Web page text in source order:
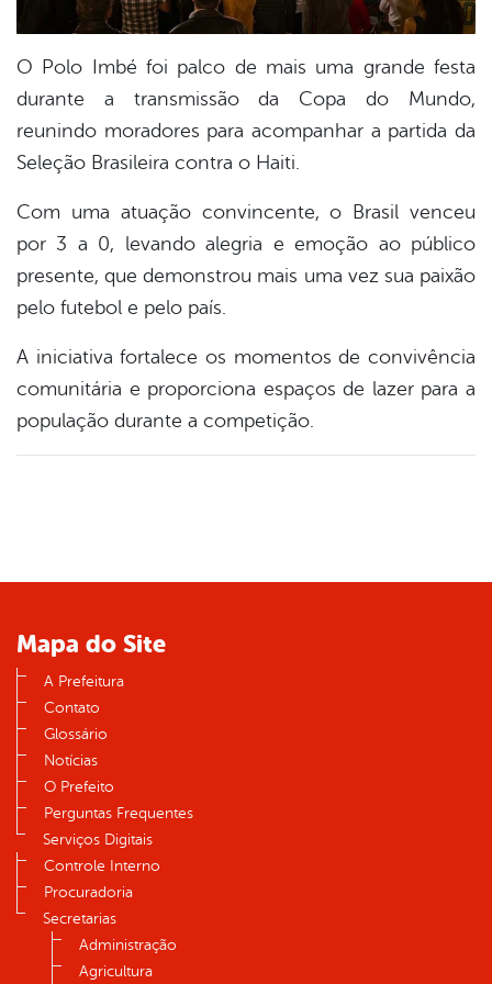
O Polo Imbé foi palco de mais uma grande festa
durante a transmissão da Copa do Mundo,
reunindo moradores para acompanhar a partida da
Seleção Brasileira contra o Haiti.
Com uma atuação convincente, o Brasil venceu
por 3 a 0, levando alegria e emoção ao público
presente, que demonstrou mais uma vez sua paixão
pelo futebol e pelo país.
A iniciativa fortalece os momentos de convivência
comunitária e proporciona espaços de lazer para a
população durante a competição.
Mapa do Site
A Prefeitura
Contato
Glossário
Notícias
O Prefeito
Perguntas Frequentes
Serviços Digitais
Controle Interno
Procuradoria
Secretarias
Administração
Agricultura